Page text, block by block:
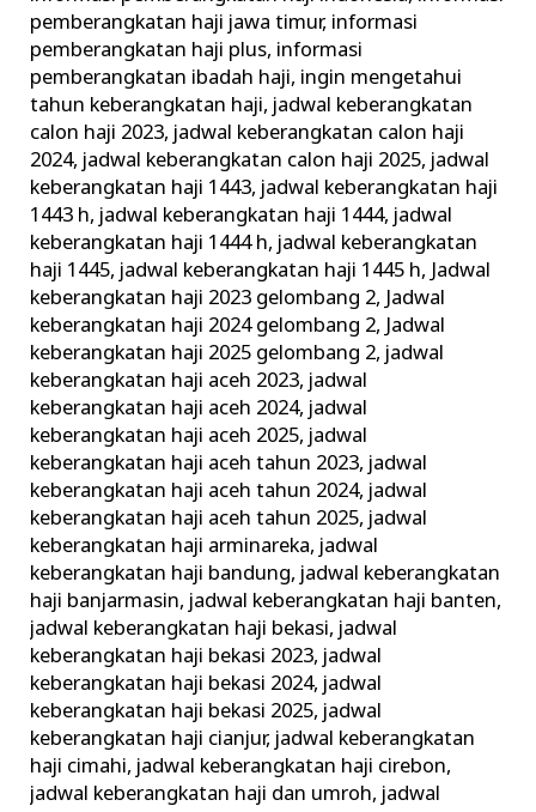
pemberangkatan haji jawa timur, informasi
pemberangkatan haji plus, informasi
pemberangkatan ibadah haji, ingin mengetahui
tahun keberangkatan haji, jadwal keberangkatan
calon haji 2023, jadwal keberangkatan calon haji
2024, jadwal keberangkatan calon haji 2025, jadwal
keberangkatan haji 1443, jadwal keberangkatan haji
1443 h, jadwal keberangkatan haji 1444, jadwal
keberangkatan haji 1444 h, jadwal keberangkatan
haji 1445, jadwal keberangkatan haji 1445 h, Jadwal
keberangkatan haji 2023 gelombang 2, Jadwal
keberangkatan haji 2024 gelombang 2, Jadwal
keberangkatan haji 2025 gelombang 2, jadwal
keberangkatan haji aceh 2023, jadwal
keberangkatan haji aceh 2024, jadwal
keberangkatan haji aceh 2025, jadwal
keberangkatan haji aceh tahun 2023, jadwal
keberangkatan haji aceh tahun 2024, jadwal
keberangkatan haji aceh tahun 2025, jadwal
keberangkatan haji arminareka, jadwal
keberangkatan haji bandung, jadwal keberangkatan
haji banjarmasin, jadwal keberangkatan haji banten,
jadwal keberangkatan haji bekasi, jadwal
keberangkatan haji bekasi 2023, jadwal
keberangkatan haji bekasi 2024, jadwal
keberangkatan haji bekasi 2025, jadwal
keberangkatan haji cianjur, jadwal keberangkatan
haji cimahi, jadwal keberangkatan haji cirebon,
jadwal keberangkatan haji dan umroh, jadwal